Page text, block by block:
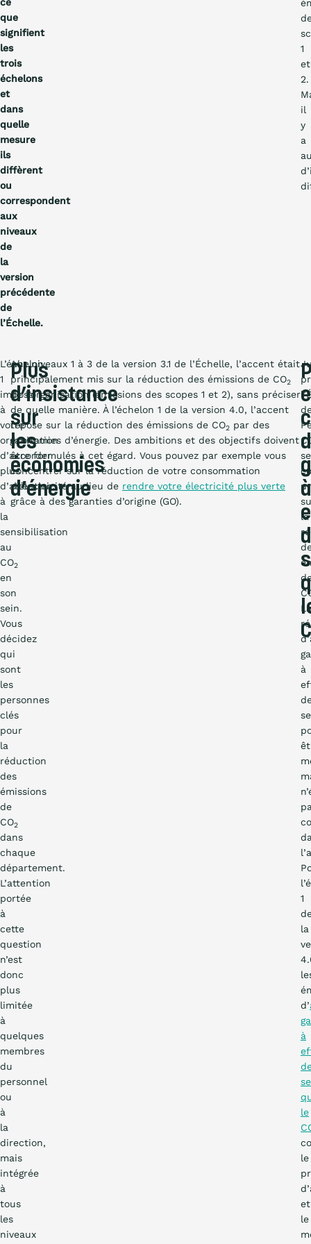
que
signifient
les
trois
échelons
et
dans
quelle
mesure
ils
diffèrent
ou
correspondent
aux
niveaux
de
la
version
précédente
de
l’Échelle.
1
et
2.
il
y
a
L’échelon
1
impose
à
votre
organisation
d’accorder
plus
d’attention
à
la
sensibilisation
au
CO2
en
son
sein.
Vous
décidez
qui
sont
les
personnes
clés
pour
la
réduction
des
émissions
de
CO2
dans
chaque
département.
L’attention
portée
à
cette
question
n’est
donc
plus
limitée
à
quelques
membres
du
personnel
ou
à
la
direction,
mais
intégrée
à
tous
les
niveaux
Plus
d’insistance
sur
les
économies
d’énergie
Aux niveaux 1 à 3 de la version 3.1 de l’Échelle, l’accent était
principalement mis sur la réduction des émissions de CO2
de l’organisation (émissions des scopes 1 et 2), sans préciser
de quelle manière. À l’échelon 1 de la version 4.0, l’accent
repose sur la réduction des émissions de CO2 par des
économies d’énergie. Des ambitions et des objectifs doivent
être formulés à cet égard. Vous pouvez par exemple vous
concentrer sur la réduction de votre consommation
d’électricité au lieu de rendre votre électricité plus verte
grâce à des garanties d’origine (GO).
à
se
la
La
à
1
la
d’
à
le
le
et
le